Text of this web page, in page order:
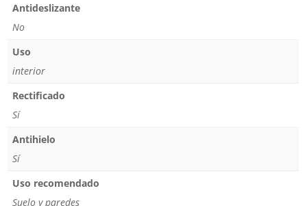
Antideslizante
No
Uso
interior
Rectificado
Sí
Antihielo
Sí
Uso recomendado
Suelo y paredes